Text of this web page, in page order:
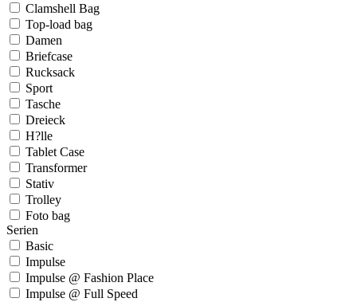
Clamshell Bag
Top-load bag
Damen
Briefcase
Rucksack
Sport
Tasche
Dreieck
H?lle
Tablet Case
Transformer
Stativ
Trolley
Foto bag
Serien
Basic
Impulse
Impulse @ Fashion Place
Impulse @ Full Speed